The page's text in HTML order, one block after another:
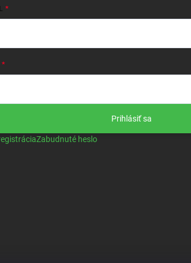
Prihlásiť sa
Zabudnuté heslo